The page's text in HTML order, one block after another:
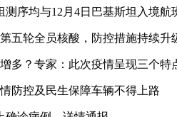
测序均与12月4日巴基斯坦入境航
五轮全员核酸，防控措施持续升
多？专家：此次疫情呈现三个特
防控及民生保障车辆不得上路